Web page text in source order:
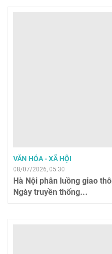
VĂN HÓA - XÃ HỘI
08/07/2026, 05:30
Hà Nội phân luồng giao
Ngày truyền thống...